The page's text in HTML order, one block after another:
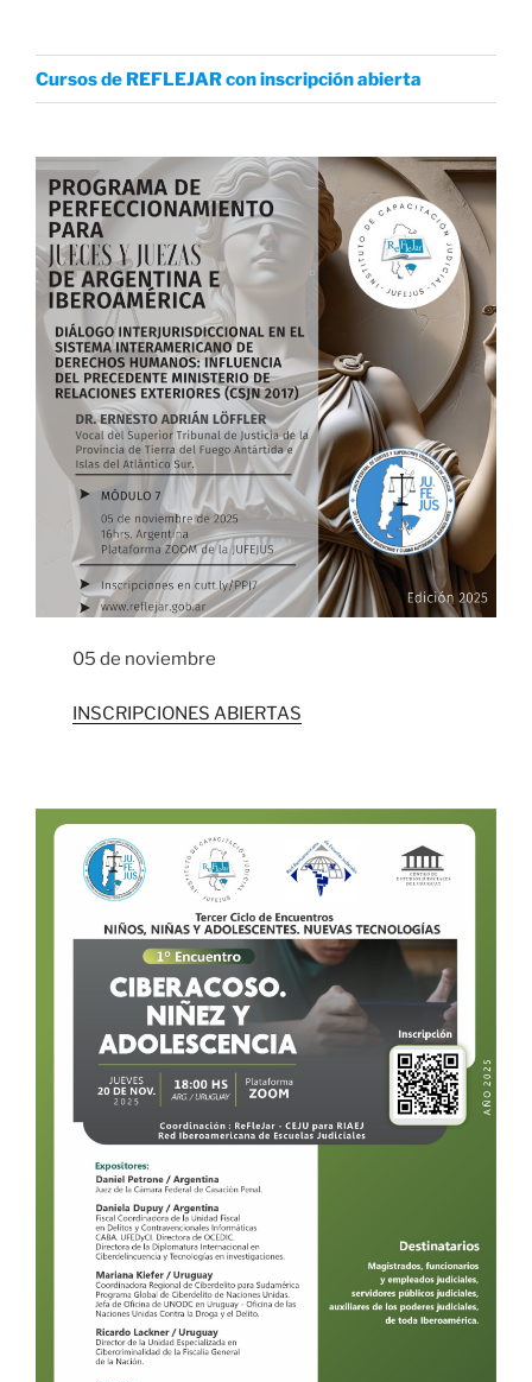
Cursos de REFLEJAR con inscripción abierta
05 de noviembre
INSCRIPCIONES ABIERTAS